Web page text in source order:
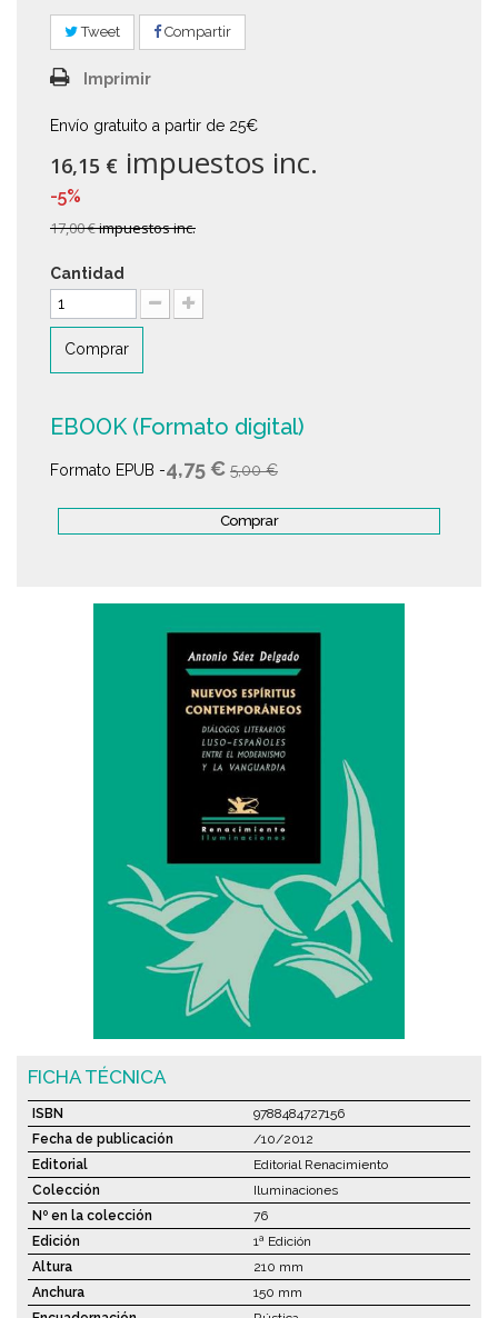
Tweet Compartir
Imprimir
Envío gratuito a partir de 25€
16,15 € impuestos inc.
-5%
17,00 €impuestos inc.
Cantidad
Comprar
EBOOK (Formato digital)
Formato EPUB -4,75 € 5,00 €
Comprar
FICHA TÉCNICA
ISBN
9788484727156
Fecha de publicación
/10/2012
Editorial
Editorial Renacimiento
Colección
Iluminaciones
Nº en la colección
76
Edición
1ª Edición
Altura
210 mm
Anchura
150 mm